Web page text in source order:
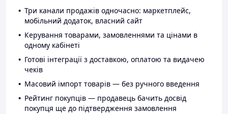
Три канали продажів одночасно: маркетплейс,
мобільний додаток, власний сайт
Керування товарами, замовленнями та цінами в
одному кабінеті
Готові інтеграції з доставкою, оплатою та видачею
чеків
Масовий імпорт товарів — без ручного введення
Рейтинг покупців — продавець бачить досвід
покупця ще до підтвердження замовлення